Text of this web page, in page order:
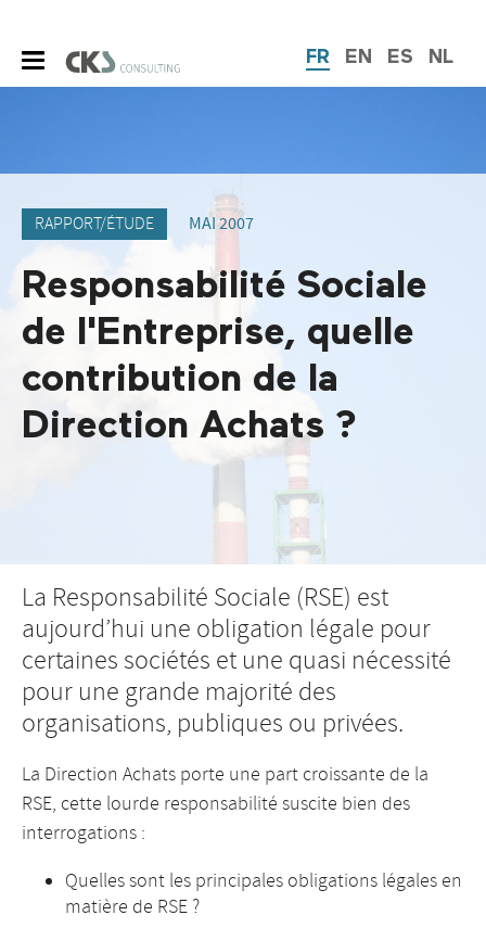
FR EN ES NL
RAPPORT/ÉTUDE MAI 2007
Responsabilité Sociale
de l'Entreprise, quelle
contribution de la
Direction Achats ?
La Responsabilité Sociale (RSE) est
aujourd’hui une obligation légale pour
certaines sociétés et une quasi nécessité
pour une grande majorité des
organisations, publiques ou privées.
La Direction Achats porte une part croissante de la
RSE, cette lourde responsabilité suscite bien des
interrogations :
Quelles sont les principales obligations légales en
matière de RSE ?